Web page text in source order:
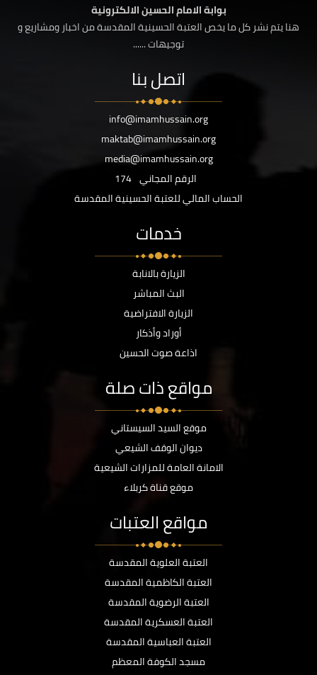
بوابة الامام الحسين الالكترونية
هنا يتم نشر كل ما يخص العتبة الحسينية المقدسة من اخبار ومشاريع و
توجيهات ......
اتصل بنا
info@imamhussain.org
maktab@imamhussain.org
media@imamhussain.org
الرقم المجاني 174
الحساب المالي للعتبة الحسينية المقدسة
خدمات
الزيارة بالانابة
البث المباشر
الزيارة الافتراضية
أوراد وأذكار
اذاعة صوت الحسين
مواقع ذات صلة
موقع السيد السيستاني
ديوان الوقف الشيعي
الامانة العامة للمزارات الشيعية
موقع قناة كربلاء
مواقع العتبات
العتبة العلوية المقدسة
العتبة الكاظمية المقدسة
العتبة الرضوية المقدسة
العتبة العسكرية المقدسة
العتبة العباسية المقدسة
مسجد الكوفة المعظم